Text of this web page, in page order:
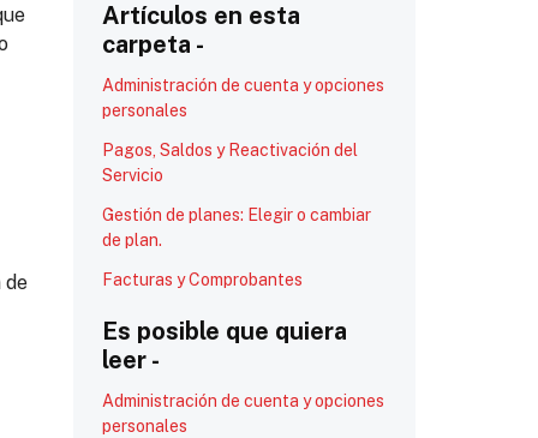
de
Artículos en esta
carpeta -
Administración de cuenta y opciones
personales
Pagos, Saldos y Reactivación del
Servicio
Gestión de planes: Elegir o cambiar
de plan.
Facturas y Comprobantes
Es posible que quiera
leer -
Administración de cuenta y opciones
personales